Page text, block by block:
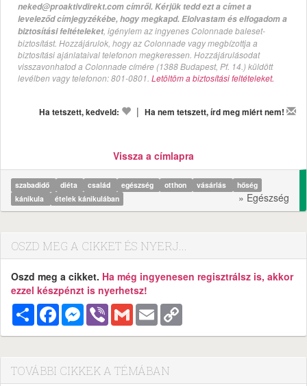
neked@proaktivdirekt.com címről. Kérjük tedd ezt a címet a
leveleződ címjegyzékébe, hogy megkapd. Elolvastam és elfogadom a
biztosítási feltételeket, igénylem az ingyenes Colonnade baleset-
biztosítást. Hozzájárulok, hogy az Colonnade vagy megbízottja a
biztosítási ajánlataival telefonon megkeressen. Hozzájárulásodat
visszavonhatod a Colonnade címére (1388 Budapest, Pf. 14.) küldött
levélben vagy telefonon: 801-0801. Letöltöm a biztosítási feltételeket.
Ha tetszett, kedveld: | Ha nem tetszett, írd meg miért nem!
Vissza a címlapra
szabadidő diéta család egészség otthon vásárlás
hőség
kánikula
ételek kánikulában » Egészség
OSZD MEG A CIKKET ÉS NYERJ...
Oszd meg a cikket. Ha még ingyenesen regisztrálsz is, akkor
ezzel készpénzt is nyerhetsz!
MegosztásFacebookMessenger
Viber Gmail Email
TOVÁBBI CIKKEK A TÉMÁBAN